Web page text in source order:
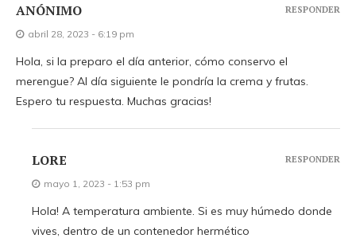
ANÓNIMO
abril 28, 2023 - 6:19 pm
Hola, si la preparo el día anterior, cómo conservo el
merengue? Al día siguiente le pondría la crema y frutas.
Espero tu respuesta. Muchas gracias!
RESPONDER
LORE
mayo 1, 2023 - 1:53 pm
Hola! A temperatura ambiente. Si es muy húmedo donde
vives, dentro de un contenedor hermético
RESPONDER